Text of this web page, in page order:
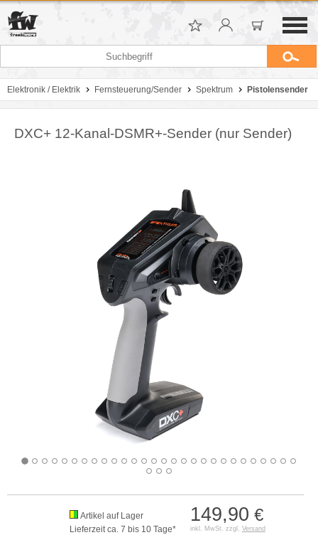
Elektronik / Elektrik Fernsteuerung/Sender Spektrum Pistolensender
DXC+ 12-Kanal-DSMR+-Sender (nur Sender)
149,90 €
inkl. MwSt. zzgl. Versand
Artikel auf Lager
Lieferzeit ca. 7 bis 10 Tage*